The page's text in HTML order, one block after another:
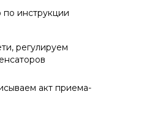
инструкции
регулируем
акт приема-